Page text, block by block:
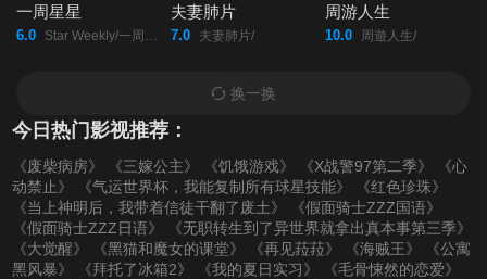
第20220303期 第20220304期 第20220307(微女人)
第20220307期
第20220310期 第20220311期 第20220314期
第20220315期 第20220316期 第20220317期
一周星星
6.0 Star Weekly/一周星星/
夫妻肺片
7.0 夫妻肺片/
周游人生
10.0 周遊人生/
换一换
今日热门影视推荐：
《废柴病房》 《三嫁公主》 《饥饿游戏》 《X战警97第二季》
《心
动禁止》
《气运世界杯，我能复制所有球星技能》
《红色珍珠》
《当上神明后，我带着信徒干翻了废土》
《假面骑士ZZZ国语》
《假面骑士ZZZ日语》
《无职转生到了异世界就拿出真本事第三季》
《大觉醒》
《黑猫和魔女的课堂》 《再见菈菈》 《海贼王》
《公寓
黑风暴》
《拜托了冰箱2》 《我的夏日实习》
《毛骨悚然的恋爱》